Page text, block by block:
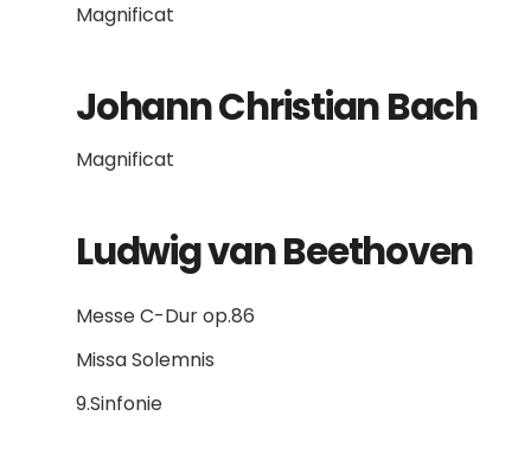
Magnificat
Johann Christian Bach
Magnificat
Ludwig van Beethoven
Messe C-Dur op.86
Missa Solemnis
9.Sinfonie